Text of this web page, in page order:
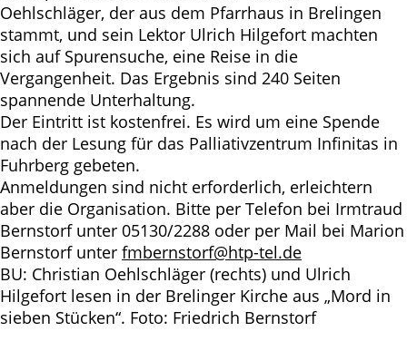
Oehlschläger, der aus dem Pfarrhaus in Brelingen
stammt, und sein Lektor Ulrich Hilgefort machten
sich auf Spurensuche, eine Reise in die
Vergangenheit. Das Ergebnis sind 240 Seiten
spannende Unterhaltung.
Der Eintritt ist kostenfrei. Es wird um eine Spende
nach der Lesung für das Palliativzentrum Infinitas in
Fuhrberg gebeten.
Anmeldungen sind nicht erforderlich, erleichtern
aber die Organisation. Bitte per Telefon bei Irmtraud
Bernstorf unter 05130/2288 oder per Mail bei Marion
Bernstorf unter fmbernstorf@htp-tel.de
BU: Christian Oehlschläger (rechts) und Ulrich
Hilgefort lesen in der Brelinger Kirche aus „Mord in
sieben Stücken“. Foto: Friedrich Bernstorf